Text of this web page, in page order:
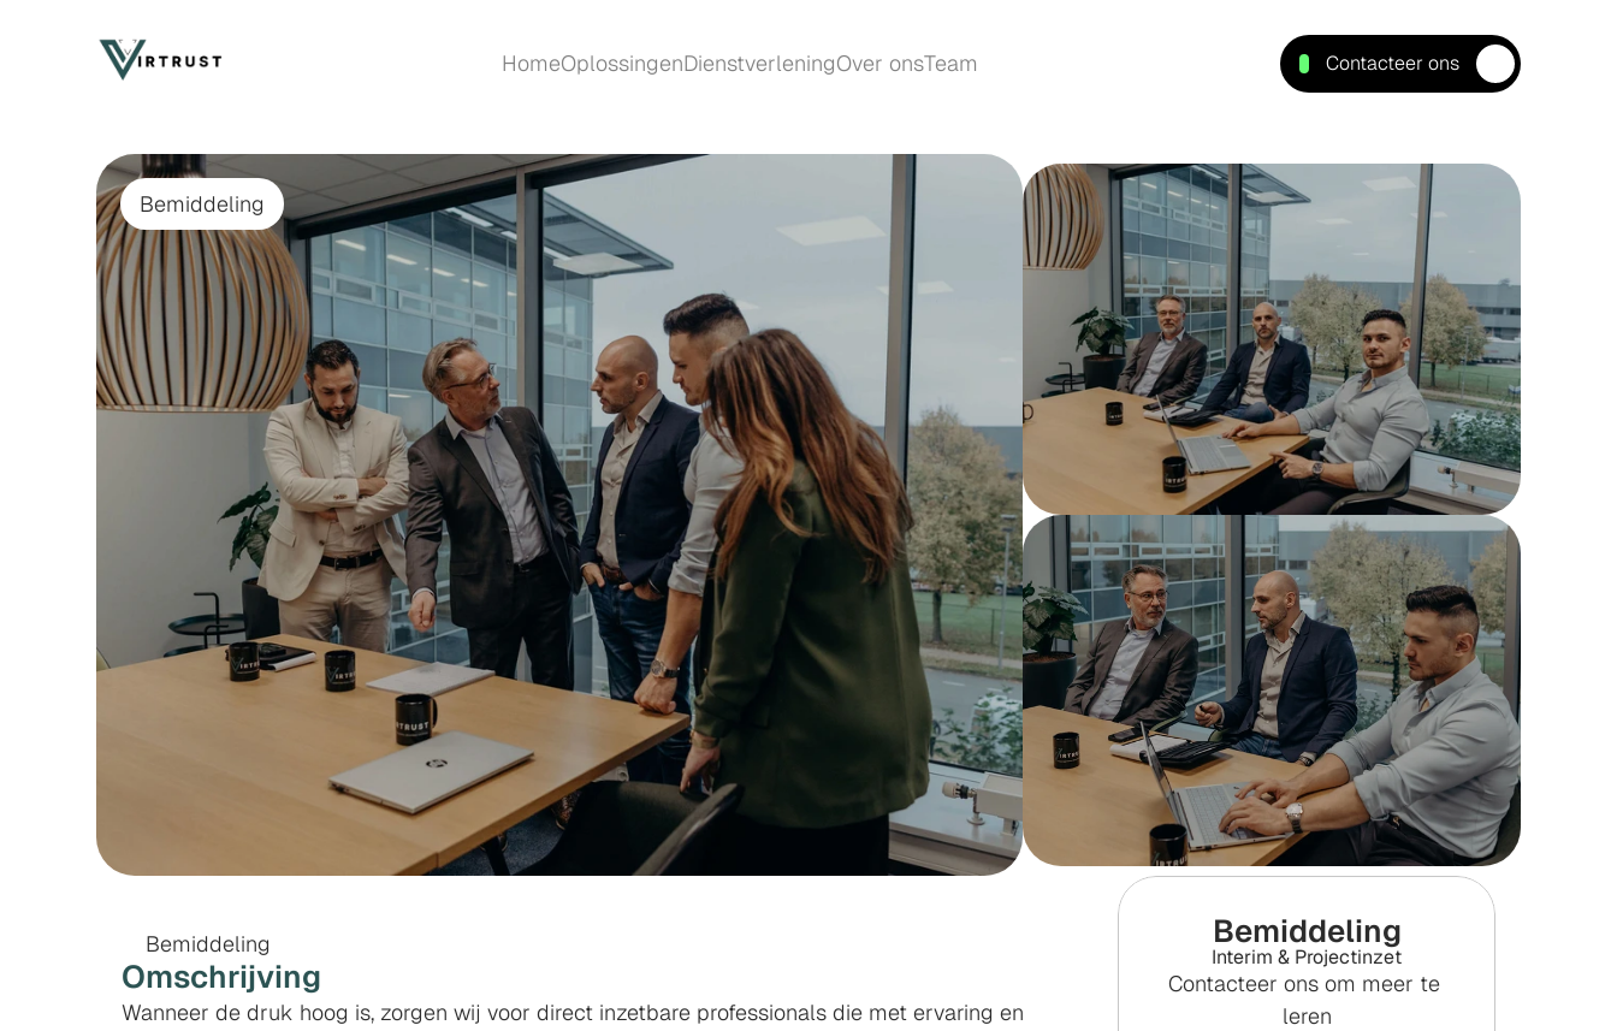
HomeOplossingenDienstverleningOver onsTeam
Contacteer ons
Bemiddeling
Bemiddeling
Omschrijving
Wanneer de druk hoog is, zorgen wij voor direct inzetbare professionals die met ervaring en
Bemiddeling
Interim & Projectinzet
Contacteer ons om meer te
leren